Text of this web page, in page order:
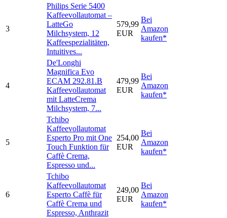
3
Philips Serie 5400
Kaffeevollautomat –
LatteGo
Milchsystem, 12
Kaffeespezialitäten,
Intuitives...
579,99
EUR
Bei
Amazon
kaufen*
4
De'Longhi
Magnifica Evo
ECAM 292.81.B
Kaffeevollautomat
mit LatteCrema
Milchsystem, 7...
479,99
EUR
Bei
Amazon
kaufen*
5
Tchibo
Kaffeevollautomat
Esperto Pro mit One
Touch Funktion für
Caffè Crema,
Espresso und...
254,00
EUR
Bei
Amazon
kaufen*
6
Tchibo
Kaffeevollautomat
Esperto Caffè für
Caffè Crema und
Espresso, Anthrazit
249,00
EUR
Bei
Amazon
kaufen*